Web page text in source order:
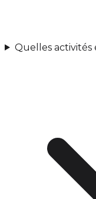
Quelles activités